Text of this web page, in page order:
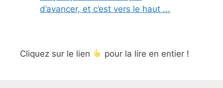
d’avancer, et c’est vers le haut ...
Cliquez sur le lien pour la lire en entier !